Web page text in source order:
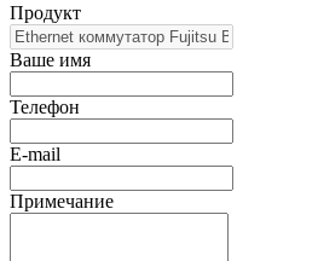
Продукт
Ваше имя
Телефон
E-mail
Примечание